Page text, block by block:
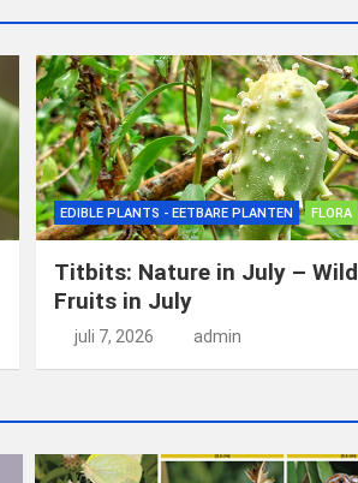
EDIBLE PLANTS - EETBARE PLANTEN FLORA
Titbits: Nature in July – Wild
Fruits in July
juli 7, 2026 admin